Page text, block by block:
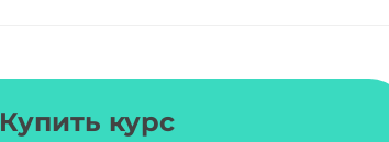
Купить курс